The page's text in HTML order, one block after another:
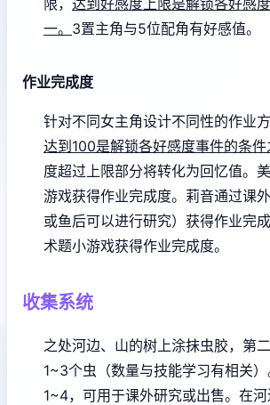
一。 3置主角与5位配角有好感值。
作业完成度
针对不同女主角设计不同性的作业方
达到100是解锁各好感度事件的条件
度超过上限部分将转化为回忆值。
游戏获得作业完成度。 莉音通过课
或鱼后可以进行研究）获得作业完成
术题小游戏获得作业完成度。
收集系统
之处河边、山的树上涂抹虫胶，第
1~3个虫（数量与技能学习有相关
1~4，可用于课外研究或出售。 在